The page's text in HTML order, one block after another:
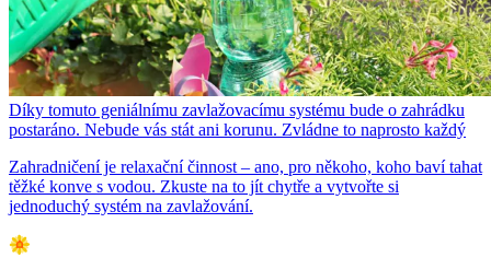
Díky tomuto geniálnímu zavlažovacímu systému bude o zahrádku
postaráno. Nebude vás stát ani korunu. Zvládne to naprosto každý
Zahradničení je relaxační činnost – ano, pro někoho, koho baví tahat
těžké konve s vodou. Zkuste na to jít chytře a vytvořte si
jednoduchý systém na zavlažování.